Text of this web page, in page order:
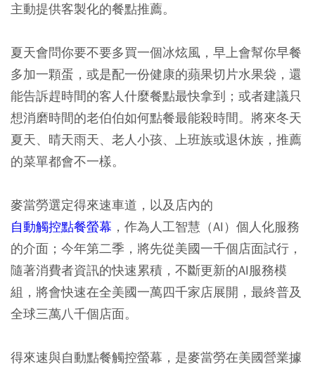
主動提供客製化的餐點推薦。
夏天會問你要不要多買一個冰炫風，早上會幫你早餐
多加一顆蛋，或是配一份健康的蘋果切片水果袋，還
能告訴趕時間的客人什麼餐點最快拿到；或者建議只
想消磨時間的老伯伯如何點餐最能殺時間。將來冬天
夏天、晴天雨天、老人小孩、上班族或退休族，推薦
的菜單都會不一樣。
麥當勞選定得來速車道，以及店內的
自動觸控點餐螢幕 ，作為人工智慧（AI）個人化服務
的介面；今年第二季，將先從美國一千個店面試行，
隨著消費者資訊的快速累積，不斷更新的AI服務模
組，將會快速在全美國一萬四千家店展開，最終普及
全球三萬八千個店面。
得來速與自動點餐觸控螢幕，是麥當勞在美國營業據